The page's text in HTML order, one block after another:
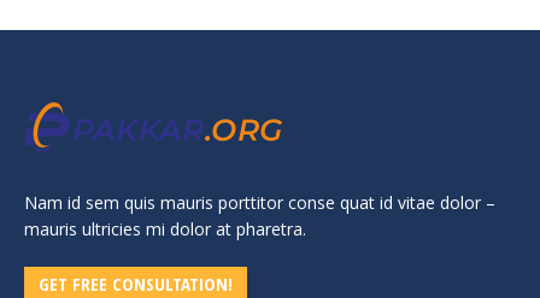
Nam id sem quis mauris porttitor conse quat id vitae dolor –
mauris ultricies mi dolor at pharetra.
GET FREE CONSULTATION!